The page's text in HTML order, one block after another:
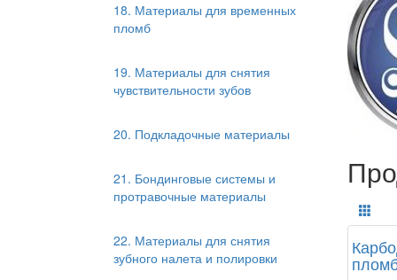
18. Материалы для временных
пломб
19. Материалы для снятия
чувствительности зубов
20. Подкладочные материалы
21. Бондинговые системы и
протравочные материалы
22. Материалы для снятия
зубного налета и полировки